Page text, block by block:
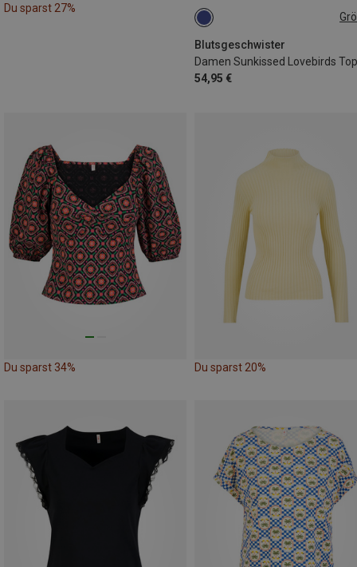
Du sparst 27%
Blutsgeschwister
Damen Sunkissed Lovebirds Top
54,95 €
S
Du sparst 34% Du sparst 20%